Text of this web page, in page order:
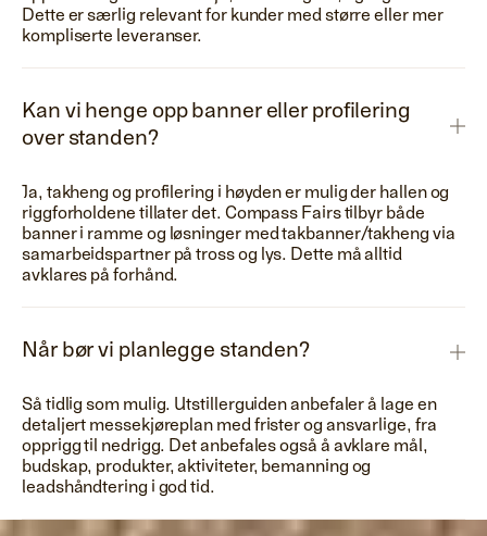
Dette er særlig relevant for kunder med større eller mer
kompliserte leveranser.
Kan vi henge opp banner eller profilering
over standen?
Ja, takheng og profilering i høyden er mulig der hallen og
riggforholdene tillater det. Compass Fairs tilbyr både
banner i ramme og løsninger med takbanner/takheng via
samarbeidspartner på tross og lys. Dette må alltid
avklares på forhånd.
Når bør vi planlegge standen?
Så tidlig som mulig. Utstillerguiden anbefaler å lage en
detaljert messekjøreplan med frister og ansvarlige, fra
opprigg til nedrigg. Det anbefales også å avklare mål,
budskap, produkter, aktiviteter, bemanning og
leadshåndtering i god tid.